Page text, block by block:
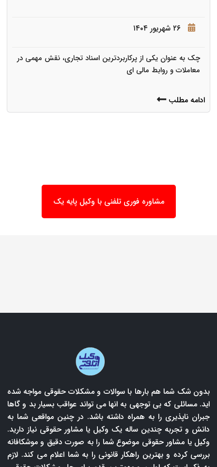
۲۶ شهریور ۱۴۰۴
چک به عنوان یکی از پرکاربردترین اسناد تجاری، نقش مهمی در
معاملات و روابط مالی ای
ادامه مطلب
مشاوره فوری تلفنی با وکیل پایه یک
بدون شک شما هم بارها با سوالات و مشکلات حقوقی مواجه شده
اید. مسائلی که بی توجهی به انها می تواند عواقب بسیار بد و گاها
جبران ناپذیری را به همراه داشته باشد. در چنین مواقعی شما به
دانش و تجربه چندین ساله یک وکیل یا مشاور حقوقی نیاز دارید.
وکیل یا مشاور حقوقی موضوع شما را به صورت دقیق و موشکافانه
بررسی کرده و بهترین راهکار قانونی را به شما اعلام می کند. لازم